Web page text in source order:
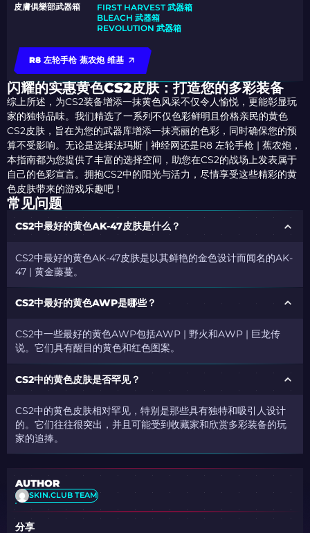
皮膚俱樂部武器箱
FIRST HARVEST 武器箱
BLEACH 武器箱
REVOLUTION 武器箱
R8 左轮手枪 蕉农炮 维基
闪耀的实惠黄色CS2皮肤：打造您的多彩装备
综上所述，为CS2装备增添一抹黄色风采不仅令人愉悦，更能彰显玩
家的独特品味。我们精选了一系列不仅色彩鲜明且价格亲民的黄色
CS2皮肤，旨在为您的武器库增添一抹亮丽的色彩，同时确保您的预
算不受影响。无论是选择法玛斯 | 神经网还是R8 左轮手枪 | 蕉农炮，
本指南都为您提供了丰富的选择空间，助您在CS2的战场上发表属于
自己的色彩宣言。拥抱CS2中的阳光与活力，尽情享受这些精彩的黄
色皮肤带来的游戏乐趣吧！
常见问题
CS2中最好的黄色AK-47皮肤是什么？
CS2中最好的黄色AK-47皮肤是以其鲜艳的金色设计而闻名的AK-
47 | 黄金藤蔓。
CS2中最好的黄色AWP是哪些？
CS2中一些最好的黄色AWP包括AWP | 野火和AWP | 巨龙传
说。它们具有醒目的黄色和红色图案。
CS2中的黄色皮肤是否罕见？
CS2中的黄色皮肤相对罕见，特别是那些具有独特和吸引人设计
的。它们往往很突出，并且可能受到收藏家和欣赏多彩装备的玩
家的追捧。
AUTHOR
SKIN.CLUB TEAM
分享